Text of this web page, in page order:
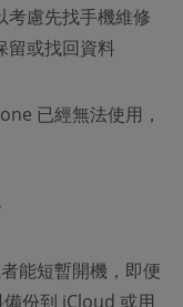
考慮先找手機維修
留或找回資料
已經無法使用，
能短暫開機，即便
份到 iCloud 或用